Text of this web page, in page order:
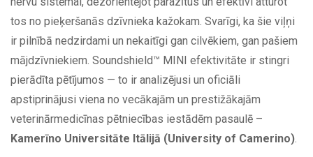
tos no pieķeršanās dzīvnieka kažokam. Svarīgi, ka šie viļņi
ir pilnībā nedzirdami un nekaitīgi gan cilvēkiem, gan pašiem
mājdzīvniekiem. Soundshield™ MINI efektivitāte ir stingri
pierādīta pētījumos — to ir analizējusi un oficiāli
apstiprinājusi viena no vecākajām un prestižākajām
veterinārmedicīnas pētniecības iestādēm pasaulē –
Kamerīno Universitāte Itālijā (University of Camerino)